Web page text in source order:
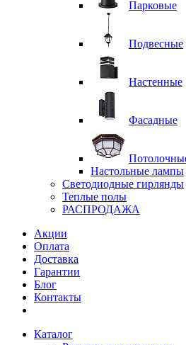
Парковые
Подвесные
Настенные
Фасадные
Настольные лампы
Светодиодные гирлянды
Теплые полы
РАСПРОДАЖА
Акции
Оплата
Доставка
Гарантии
Блог
Контакты
Каталог